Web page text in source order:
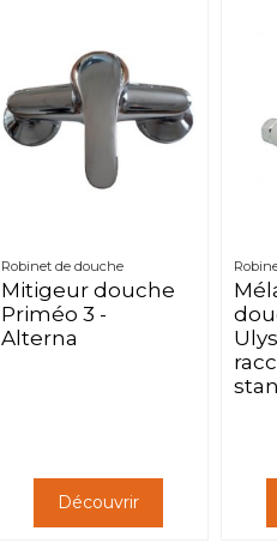
Robinet de douche
Mitigeur douche
Priméo 3 -
Alterna
Découvrir